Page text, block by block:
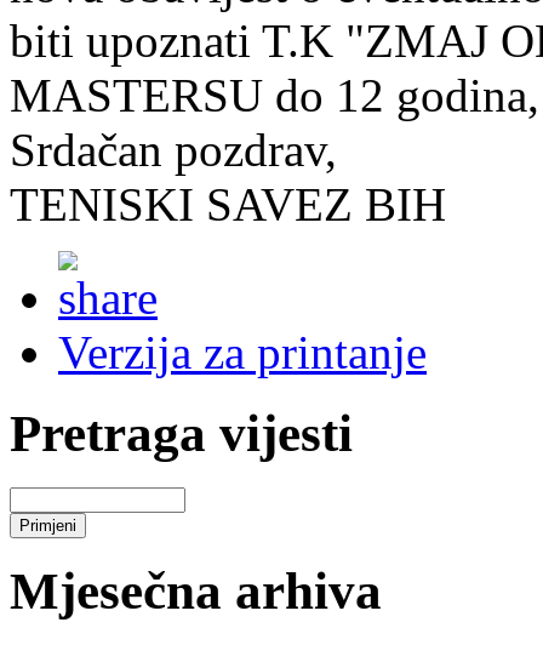
biti upoznati T.K "ZMAJ
MASTERSU do 12
Srdačan pozdrav,
TENISKI SAVEZ BIH
Verzija za printanje
Pretraga vijesti
Mjesečna arhiva